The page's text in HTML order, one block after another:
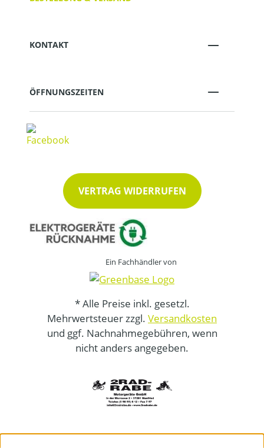
KONTAKT
ÖFFNUNGSZEITEN
VERTRAG WIDERRUFEN
Ein Fachhändler von
* Alle Preise inkl. gesetzl.
Mehrwertsteuer zzgl. Versandkosten
und ggf. Nachnahmegebühren, wenn
nicht anders angegeben.